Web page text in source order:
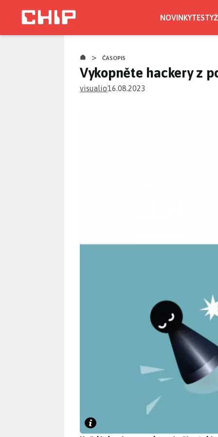
NOVINKYTESTY
> ČASOPIS
Vykopněte hackery z
visualio16.08.2023